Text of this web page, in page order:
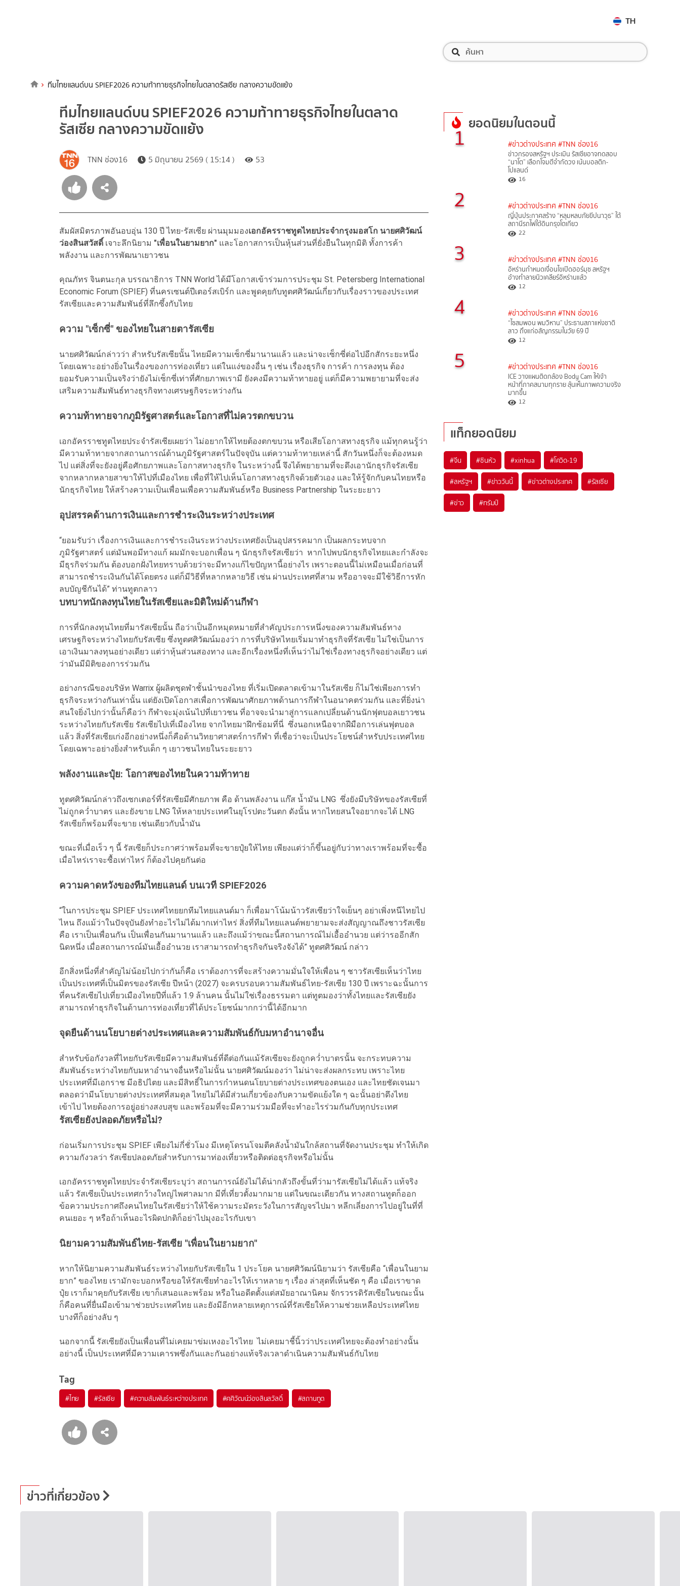
TH
ทีมไทยแลนด์บน SPIEF2026 ความท้าทายธุรกิจไทยในตลาดรัสเซีย กลางความขัดแย้ง
ทีมไทยแลนด์บน SPIEF2026 ความท้าทายธุรกิจไทยในตลาด
รัสเซีย กลางความขัดแย้ง
TNN ช่อง16 5 มิถุนายน 2569 ( 15:14 ) 53
สัมผัสมิตรภาพอันอบอุ่น 130 ปี ไทย-รัสเซีย ผ่านมุมมองเอกอัครราชทูตไทยประจำกรุงมอสโก นายศศิวัฒน์
ว่องสินสวัสดิ์ เจาะลึกนิยาม "เพื่อนในยามยาก" และโอกาสการเป็นหุ้นส่วนที่ยั่งยืนในทุกมิติ ทั้งการค้า
พลังงาน และการพัฒนาเยาวชน
คุณภัทร จินตนะกุล บรรณาธิการ TNN World ได้มีโอกาสเข้าร่วมการประชุม St. Petersberg International
Economic Forum (SPIEF) ที่นครเซนต์ปีเตอร์สเบิร์ก และพูดคุยกับทูตศศิวัฒน์เกี่ยวกับเรื่องราวของประเทศ
รัสเซียและความสัมพันธ์ที่ลึกซึ้งกับไทย
ความ "เซ็กซี่" ของไทยในสายตารัสเซีย
นายศศิวัฒน์กล่าวว่า สำหรับรัสเซียนั้น ไทยมีความเซ็กซี่มานานแล้ว และน่าจะเซ็กซี่ต่อไปอีกสักระยะหนึ่ง
โดยเฉพาะอย่างยิ่งในเรื่องของการท่องเที่ยว แต่ในแง่ของอื่น ๆ เช่น เรื่องธุรกิจ การค้า การลงทุน ต้อง
ยอมรับความเป็นจริงว่ายังไม่เซ็กซี่เท่าที่ศักยภาพเรามี ยังคงมีความท้าทายอยู่ แต่ก็มีความพยายามที่จะส่ง
เสริมความสัมพันธ์ทางธุรกิจทางเศรษฐกิจระหว่างกัน
ความท้าทายจากภูมิรัฐศาสตร์และโอกาสที่ไม่ควรตกขบวน
เอกอัครราชทูตไทยประจำรัสเซียเผยว่า ไม่อยากให้ไทยต้องตกขบวน หรือเสียโอกาสทางธุรกิจ แม้ทุกคนรู้ว่า
มีความท้าทายจากสถานการณ์ด้านภูมิรัฐศาสตร์ในปัจจุบัน แต่ความท้าทายเหล่านี้ สักวันหนึ่งก็จะต้องหมด
ไป แต่สิ่งที่จะยังอยู่คือศักยภาพและโอกาสทางธุรกิจ ในระหว่างนี้ จึงได้พยายามที่จะดึงเอานักธุรกิจรัสเซีย
จากหลากหลายสาขาให้ไปที่เมืองไทย เพื่อที่ให้ไปเห็นโอกาสทางธุรกิจด้วยตัวเอง และให้รู้จักกับคนไทยหรือ
นักธุรกิจไทย ให้สร้างความเป็นเพื่อนเพื่อความสัมพันธ์หรือ Business Partnership ในระยะยาว
อุปสรรคด้านการเงินและการชำระเงินระหว่างประเทศ
“ยอมรับว่า เรื่องการเงินและการชำระเงินระหว่างประเทศยังเป็นอุปสรรคมาก เป็นผลกระทบจาก
ภูมิรัฐศาสตร์ แต่มันพอมีทางแก้ ผมมักจะบอกเพื่อน ๆ นักธุรกิจรัสเซียว่า หากไปพบนักธุรกิจไทยและกำลังจะ
มีธุรกิจร่วมกัน ต้องบอกฝั่งไทยทราบด้วยว่าจะมีทางแก้ไขปัญหานี้อย่างไร เพราะตอนนี้ไม่เหมือนเมื่อก่อนที่
สามารถชำระเงินกันได้โดยตรง แต่ก็มีวิธีที่หลากหลายวิธี เช่น ผ่านประเทศที่สาม หรืออาจจะมีใช้วิธีการหัก
ลบบัญชีกันได้” ท่านทูตกลาว
บทบาทนักลงทุนไทยในรัสเซียและมิติใหม่ด้านกีฬา
การที่นักลงทุนไทยที่มารัสเซียนั้น ถือว่าเป็นอีกหมุดหมายที่สำคัญประการหนึ่งของความสัมพันธ์ทาง
เศรษฐกิจระหว่างไทยกับรัสเซีย ซึ่งทูตศศิวัฒน์มองว่า การที่บริษัทไทยเริ่มมาทำธุรกิจที่รัสเซีย ไม่ใช่เป็นการ
เอาเงินมาลงทุนอย่างเดียว แต่ว่าหุ้นส่วนสองทาง และอีกเรื่องหนึ่งที่เห็นว่าไม่ใช่เรื่องทางธุรกิจอย่างเดียว แต่
ว่ามันมีมิติของการร่วมกัน
อย่างกรณีของบริษัท Warrix ผู้ผลิตชุดฬาชั้นนำของไทย ที่เริ่มเปิดตลาดเข้ามาในรัสเซีย ก็ไม่ใช่เพียงการทำ
ธุรกิจระหว่างกันเท่านั้น แต่ยังเปิดโอกาสเพื่อการพัฒนาศักยภาพด้านการกีฬาในอนาคตร่วมกัน และที่ยิ่งน่า
สนใจยิ่งไปกว่านั้นก็คือว่า กีฬาจะมุ่งเน้นไปที่เยาวชน ที่อาจจะนำมาสู่การแลกเปลี่ยนด้านนักฟุตบอลเยาวชน
ระหว่างไทยกับรัสเซีย รัสเซียไปเที่เมืองไทย จากไทยมาฝึกซ้อมที่นี่ ซึ่งนอกเหนือจากฝีมือการเล่นฟุตบอล
แล้ว สิ่งที่รัสเซียเก่งอีกอย่างหนึ่งก็คือด้านวิทยาศาสตร์การกีฬา ที่เชื่อว่าจะเป็นประโยชน์สำหรับประเทศไทย
โดยเฉพาะอย่างยิ่งสำหรับเด็ก ๆ เยาวชนไทยในระยะยาว
พลังงานและปุ๋ย: โอกาสของไทยในความท้าทาย
ทูตศศิวัฒน์กล่าวถึงเซกเตอร์ที่รัสเซียมีศักยภาพ คือ ด้านพลังงาน แก๊ส น้ำมัน LNG ซึ่งยังมีบริษัทของรัสเซียที่
ไม่ถูกคว่ำบาตร และยังขาย LNG ให้หลายประเทศในยุโรปตะวันตก ดังนั้น หากไทยสนใจอยากจะได้ LNG
รัสเซียก็พร้อมที่จะขาย เช่นเดียวกับน้ำมัน
ขณะที่เมื่อเร็ว ๆ นี้ รัสเซียก็ประกาศว่าพร้อมที่จะขายปุ๋ยให้ไทย เพียงแต่ว่าก็ขึ้นอยู่กับว่าทางเราพร้อมที่จะซื้อ
เมื่อไหร่เราจะซื้อเท่าไหร่ ก็ต้องไปคุยกันต่อ
ความคาดหวังของทีมไทยแลนด์ บนเวที SPIEF2026
“ในการประชุม SPIEF ประเทศไทยยกทีมไทยแลนด์มา ก็เพื่อมาโน้มน้าวรัสเซียว่าใจเย็นๆ อย่าเพิ่งหนีไทยไป
ไหน ถึงแม้ว่าในปัจจุบันยังทำอะไรไม่ได้มากเท่าไหร่ สิ่งที่ทีมไทยแลนด์พยายามจะส่งสัญญาณถึงชาวรัสเซีย
คือ เราเป็นเพื่อนกัน เป็นเพื่อนกันมานานแล้ว และถึงแม้ว่าขณะนี้สถานการณ์ไม่เอื้ออำนวย แต่ว่ารออีกสัก
นิดหนึ่ง เมื่อสถานการณ์มันเอื้ออำนวย เราสามารถทำธุรกิจกันจริงจังได้” ทูตศศิวัฒน์ กล่าว
อีกสิ่งหนึ่งที่สำคัญไม่น้อยไปกว่ากันก็คือ เราต้องการที่จะสร้างความมั่นใจให้เพื่อน ๆ ชาวรัสเซียเห็นว่าไทย
เป็นประเทศที่เป็นมิตรของรัสเซีย ปีหน้า (2027) จะครบรอบความสัมพันธ์ไทย-รัสเซีย 130 ปี เพราะฉะนั้นการ
ที่คนรัสเซียไปเที่ยวเมืองไทยปีที่แล้ว 1.9 ล้านคน นั้นไม่ใช่เรื่องธรรมดา แต่ทูตมองว่าทั้งไทยและรัสเซียยัง
สามารถทำธุรกิจในด้านการท่องเที่ยวที่ได้ประโยชน์มากกว่านี้ได้อีกมาก
จุดยืนด้านนโยบายต่างประเทศและความสัมพันธ์กับมหาอำนาจอื่น
สำหรับข้อกังวลที่ไทยกับรัสเซียมีความสัมพันธ์ที่ดีต่อกันแม้รัสเซียจะยังถูกคว่ำบาตรนั้น จะกระทบความ
สัมพันธ์ระหว่างไทยกับมหาอำนาจอื่นหรือไม่นั้น นายศศิวัฒน์มองว่า ไม่น่าจะส่งผลกระทบ เพราะไทย
ประเทศที่มีเอกราช มีอธิปไตย และมีสิทธิ์ในการกำหนดนโยบายต่างประเทศของตนเอง และไทยชัดเจนมา
ตลอดว่ามีนโยบายต่างประเทศที่สมดุล ไทยไม่ได้มีส่วนเกี่ยวข้องกับความขัดแย้งใด ๆ ฉะนั้นอย่าดึงไทย
เข้าไป ไทยต้องการอยู่อย่างสงบสุข และพร้อมที่จะมีความร่วมมือที่จะทำอะไรร่วมกันกับทุกประเทศ
รัสเซียยังปลอดภัยหรือไม่?
ก่อนเริ่มการประชุม SPIEF เพียงไม่กี่ชั่วโมง มีเหตุโดรนโจมตีคลังน้ำมันใกล้สถานที่จัดงานประชุม ทำให้เกิด
ความกังวลว่า รัสเซียปลอดภัยสำหรับการมาท่องเที่ยวหรือติดต่อธุรกิจหรือไม่นั้น
เอกอัครราชทูตไทยประจำรัสเซียระบุว่า สถานการณ์ยังไม่ได้น่ากลัวถึงขั้นที่ว่ามารัสเซียไม่ได้แล้ว แท้จริง
แล้ว รัสเซียเป็นประเทศกว้างใหญ่ไพศาลมาก มีที่เที่ยวตั้งมากมาย แต่ในขณะเดียวกัน ทางสถานทูตก็ออก
ข้อความประกาศถึงคนไทยในรัสเซียว่าให้ใช้ความระมัดระวังในการสัญจรไปมา หลีกเลี่ยงการไปอยู่ในที่ที่
คนเยอะ ๆ หรือถ้าเห็นอะไรผิดปกติก็อย่าไปมุงอะไรกับเขา
นิยามความสัมพันธ์ไทย-รัสเซีย "เพื่อนในยามยาก"
หากให้นิยามความสัมพันธ์ระหว่างไทยกับรัสเซียใน 1 ประโยค นายศศิวัฒน์นิยามว่า รัสเซียคือ “เพื่อนในยาม
ยาก” ของไทย เรามักจะบอกหรือขอให้รัสเซียทำอะไรให้เราหลาย ๆ เรื่อง ล่าสุดที่เห็นชัด ๆ คือ เมื่อเราขาด
ปุ๋ย เราก็มาคุยกับรัสเซีย เขาก็เสนอและพร้อม หรือในอดีตตั้งแต่สมัยอาณานิคม จักรวรรดิรัสเซียในขณะนั้น
ก็คือคนที่ยื่นมือเข้ามาช่วยประเทศไทย และยังมีอีกหลายเหตุการณ์ที่รัสเซียให้ความช่วยเหลือประเทศไทย
บางทีก็อย่างลับ ๆ
นอกจากนี้ รัสเซียยังเป็นเพื่อนที่ไม่เคยมาข่มเหงอะไรไทย ไม่เคยมาชี้นิ้วว่าประเทศไทยจะต้องทำอย่างนั้น
อย่างนี้ เป็นประเทศที่มีความเคารพซึ่งกันและกันอย่างแท้จริงเวลาดำเนินความสัมพันธ์กับไทย
Tag
#ไทย #รัสเซีย #ความสัมพันธ์ระหว่างประเทศ #ศศิวัฒน์ว่องสินสวัสดิ์ #สถานทูต
ยอดนิยมในตอนนี้
1 #ข่าวต่างประเทศ #TNN ช่อง16
ข่าวกรองสหรัฐฯ ประเมิน รัสเซียอาจทดสอบ
“นาโต” เลือกโจมตีจำกัดวง เน้นบอลติก-
โปแลนด์
16
2 #ข่าวต่างประเทศ #TNN ช่อง16
ญี่ปุ่นประกาศสร้าง “หลุมหลบภัยขีปนาวุธ” ใต้
สถานีรถไฟใต้ดินกรุงโตเกียว
22
3 #ข่าวต่างประเทศ #TNN ช่อง16
อิหร่านกำหนดเงื่อนไขเปิดฮอร์มุซ สหรัฐฯ
อ้างทำลายนิวเคลียร์อิหร่านแล้ว
12
4 #ข่าวต่างประเทศ #TNN ช่อง16
“ไซสมพอน พมวิหาน” ประธานสภาแห่งชาติ
ลาว ถึงแก่อสัญกรรมในวัย 69 ปี
12
5 #ข่าวต่างประเทศ #TNN ช่อง16
ICE วางแผนติดกล้อง Body Cam ให้เจ้า
หน้าที่ภาคสนามทุกราย ลุ้นเห็นภาพความจริง
มากขึ้น
12
แท็กยอดนิยม
#จีน #ซินหัว #xinhua #โควิด-19
#สหรัฐฯ #ข่าววันนี้ #ข่าวต่างประเทศ #รัสเซีย
#ข่าว #ทรัมป์
ข่าวที่เกี่ยวข้อง